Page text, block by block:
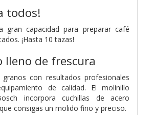
todos!
gran capacidad para preparar café
¡Hasta 10 tazas!
lleno de frescura
con resultados profesionales
de calidad. El molinillo
incorpora cuchillas de acero
consigas un molido fino y preciso.